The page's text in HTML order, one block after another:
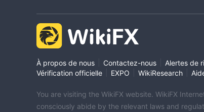
À propos de nous Contactez-nous Alertes de
Vérification officielle
EXPO WikiResearch
You are visiting the WikiFX website. WikiFX
consciously abide by the relevant laws and